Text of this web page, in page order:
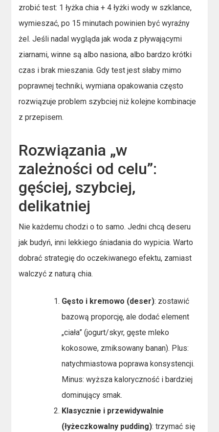
zrobić test: 1 łyżka chia + 4 łyżki wody w szklance,
wymieszać, po 15 minutach powinien być wyraźny
żel. Jeśli nadal wygląda jak woda z pływającymi
ziarnami, winne są albo nasiona, albo bardzo krótki
czas i brak mieszania. Gdy test jest słaby mimo
poprawnej techniki, wymiana opakowania często
rozwiązuje problem szybciej niż kolejne kombinacje
z przepisem.
Rozwiązania „w
zależności od celu”:
gęściej, szybciej,
delikatniej
Nie każdemu chodzi o to samo. Jedni chcą deseru
jak budyń, inni lekkiego śniadania do wypicia. Warto
dobrać strategię do oczekiwanego efektu, zamiast
walczyć z naturą chia.
Gęsto i kremowo (deser): zostawić
bazową proporcję, ale dodać element
„ciała” (jogurt/skyr, gęste mleko
kokosowe, zmiksowany banan). Plus:
natychmiastowa poprawa konsystencji.
Minus: wyższa kaloryczność i bardziej
dominujący smak.
Klasycznie i przewidywalnie
(łyżeczkowalny pudding): trzymać się